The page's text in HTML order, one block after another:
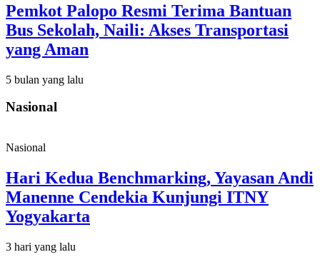
Pemkot Palopo Resmi Terima Bantuan
Bus Sekolah, Naili: Akses Transportasi
yang Aman
5 bulan yang lalu
Nasional
Nasional
Hari Kedua Benchmarking, Yayasan Andi
Manenne Cendekia Kunjungi ITNY
Yogyakarta
3 hari yang lalu